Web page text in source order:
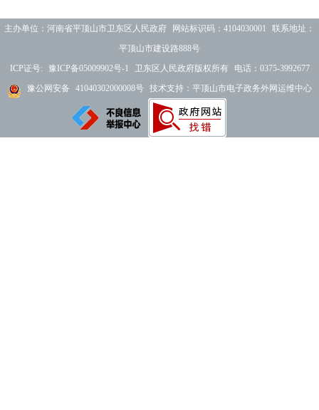
主办单位：河南省平顶山市卫东区人民政府 网站标识码：4104030001 联系地址：
平顶山市建设路888号
ICP证号:
豫ICP备05009902号-1 卫东区人民政府版权所有 电话：0375-3992677
豫公网安备 41040302000008号 技术支持：平顶山市电子政务外网运维中心